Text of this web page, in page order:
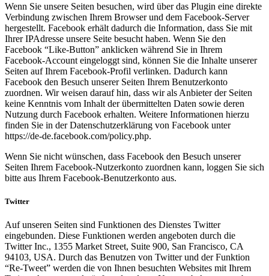
Wenn Sie unsere Seiten besuchen, wird über das Plugin eine direkte
Verbindung zwischen Ihrem Browser und dem Facebook-Server
hergestellt. Facebook erhält dadurch die Information, dass Sie mit
Ihrer IPAdresse unsere Seite besucht haben. Wenn Sie den
Facebook “Like-Button” anklicken während Sie in Ihrem
Facebook-Account eingeloggt sind, können Sie die Inhalte unserer
Seiten auf Ihrem Facebook-Profil verlinken. Dadurch kann
Facebook den Besuch unserer Seiten Ihrem Benutzerkonto
zuordnen. Wir weisen darauf hin, dass wir als Anbieter der Seiten
keine Kenntnis vom Inhalt der übermittelten Daten sowie deren
Nutzung durch Facebook erhalten. Weitere Informationen hierzu
finden Sie in der Datenschutzerklärung von Facebook unter
https://de-de.facebook.com/policy.php.
Wenn Sie nicht wünschen, dass Facebook den Besuch unserer
Seiten Ihrem Facebook-Nutzerkonto zuordnen kann, loggen Sie sich
bitte aus Ihrem Facebook-Benutzerkonto aus.
Twitter
Auf unseren Seiten sind Funktionen des Dienstes Twitter
eingebunden. Diese Funktionen werden angeboten durch die
Twitter Inc., 1355 Market Street, Suite 900, San Francisco, CA
94103, USA. Durch das Benutzen von Twitter und der Funktion
“Re-Tweet” werden die von Ihnen besuchten Websites mit Ihrem